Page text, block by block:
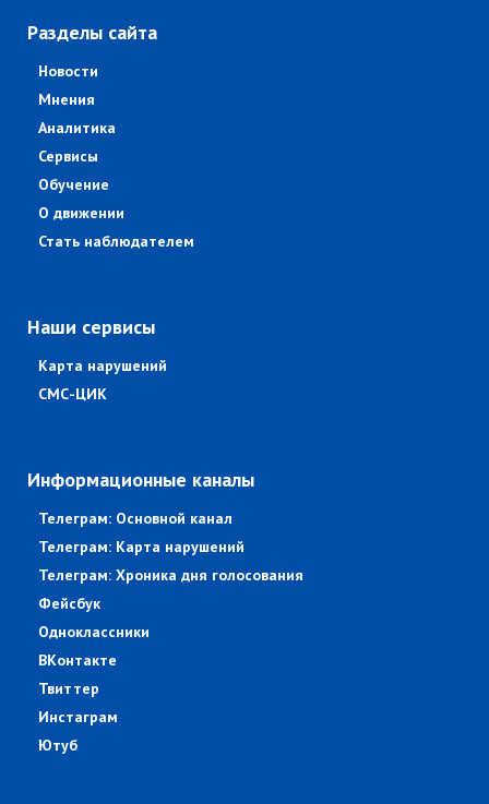
Разделы сайта
Новости
Мнения
Аналитика
Сервисы
Обучение
О движении
Стать наблюдателем
Наши сервисы
Карта нарушений
СМС-ЦИК
Информационные каналы
Телеграм: Основной канал
Телеграм: Карта нарушений
Телеграм: Хроника дня голосования
Фейсбук
Одноклассники
ВКонтакте
Твиттер
Инстаграм
Ютуб